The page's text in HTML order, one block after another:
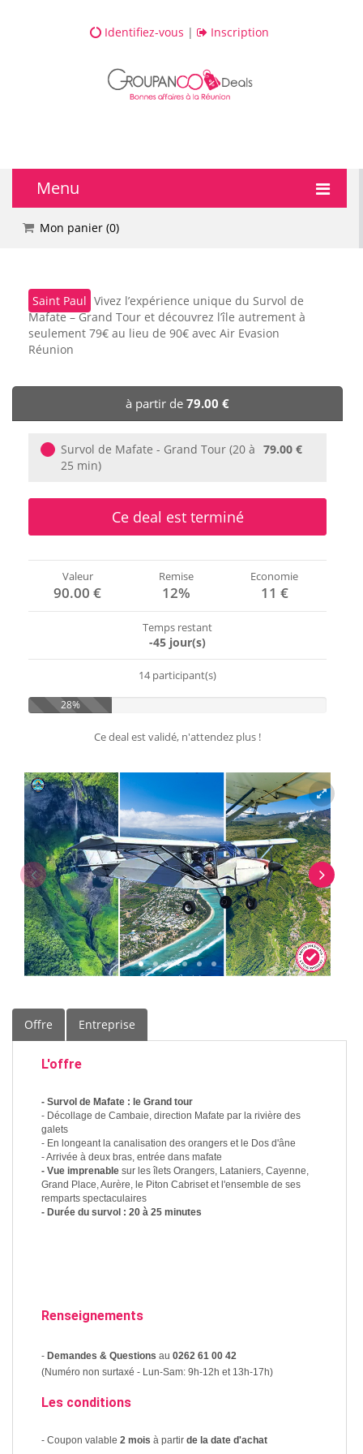
Identifiez-vous | Inscription
Menu
🔥 DEALS
💅 Beauté
🎯 Loisirs
🏨 Hôtels
🎈 Événements
Mon panier (0)
Saint Paul Vivez l’expérience unique du Survol de
Mafate – Grand Tour et découvrez l’île autrement à
seulement 79€ au lieu de 90€ avec Air Evasion
Réunion
à partir de 79.00 €
Survol de Mafate - Grand Tour (20 à
25 min)
79.00 €
Ce deal est terminé
Valeur
90.00 €
Remise
12%
Economie
11 €
Temps restant
-45 jour(s)
14 participant(s)
28%
Ce deal est validé, n'attendez plus !
Offre Entreprise
L'offre
- Survol de Mafate : le Grand tour
- Décollage de Cambaie, direction Mafate par la rivière des
galets
- En longeant la canalisation des orangers et le Dos d'âne
- Arrivée à deux bras, entrée dans mafate
- Vue imprenable sur les îlets Orangers, Lataniers, Cayenne,
Grand Place, Aurère, le Piton Cabriset et l'ensemble de ses
remparts spectaculaires
- Durée du survol : 20 à 25 minutes
Renseignements
- Demandes & Questions au 0262 61 00 42
(Numéro non surtaxé - Lun-Sam: 9h-12h et 13h-17h)
Les conditions
- Coupon valable 2 mois à partir de la date d'achat